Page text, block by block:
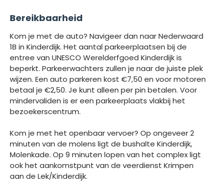
Bereikbaarheid
Kom je met de auto? Navigeer dan naar Nederwaard
1B in Kinderdijk. Het aantal parkeerplaatsen bij de
entree van UNESCO Werelderfgoed Kinderdijk is
beperkt. Parkeerwachters zullen je naar de juiste plek
wijzen. Een auto parkeren kost €7,50 en voor motoren
betaal je €2,50. Je kunt alleen per pin betalen. Voor
mindervaliden is er een parkeerplaats vlakbij het
bezoekerscentrum.
Kom je met het openbaar vervoer? Op ongeveer 2
minuten van de molens ligt de bushalte Kinderdijk,
Molenkade. Op 9 minuten lopen van het complex ligt
ook het aankomstpunt van de veerdienst Krimpen
aan de Lek/Kinderdijk.